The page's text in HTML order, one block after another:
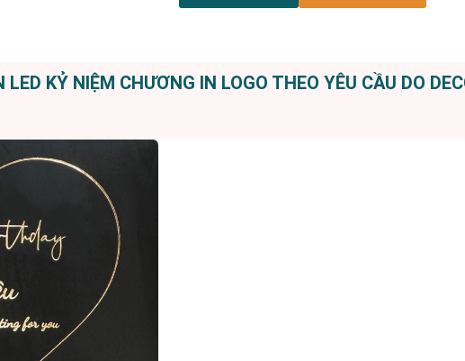
KỶ NIỆM CHƯƠNG IN LOGO THEO YÊU CẦU DO